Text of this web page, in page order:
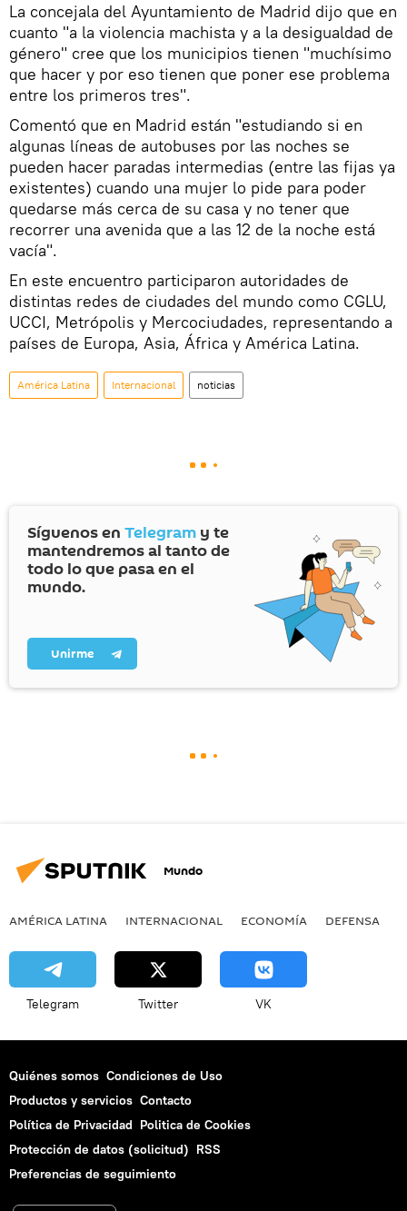
La concejala del Ayuntamiento de Madrid dijo que en
cuanto "a la violencia machista y a la desigualdad de
género" cree que los municipios tienen "muchísimo
que hacer y por eso tienen que poner ese problema
entre los primeros tres".
Comentó que en Madrid están "estudiando si en
algunas líneas de autobuses por las noches se
pueden hacer paradas intermedias (entre las fijas ya
existentes) cuando una mujer lo pide para poder
quedarse más cerca de su casa y no tener que
recorrer una avenida que a las 12 de la noche está
vacía".
En este encuentro participaron autoridades de
distintas redes de ciudades del mundo como CGLU,
UCCI, Metrópolis y Mercociudades, representando a
países de Europa, Asia, África y América Latina.
América Latina Internacional noticias
Síguenos en Telegram y te
mantendremos al tanto de
todo lo que pasa en el
mundo.
Unirme
Mundo
AMÉRICA LATINA INTERNACIONAL ECONOMÍA DEFENSA
Telegram Twitter VK
Quiénes somos Condiciones de Uso
Productos y servicios Contacto
Política de Privacidad Politica de Cookies
Protección de datos (solicitud) RSS
Preferencias de seguimiento